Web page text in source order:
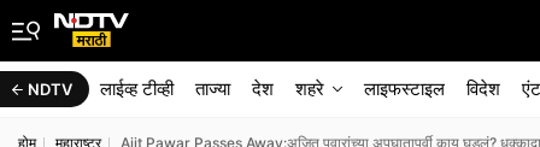
NDTV लाईव्ह टीव्ही ताज्या देश शहरे लाइफस्टाइल विदेश
होम महाराष्ट्र Ajit Pawar Passes Away:अजित पवारांच्या अपघातापूर्वी काय घडलं?